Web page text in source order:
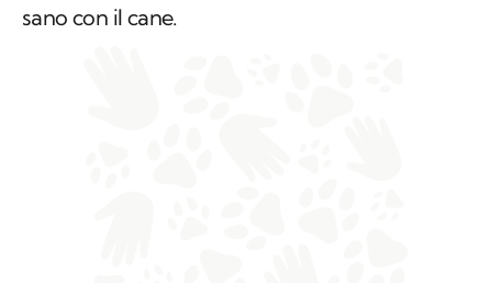
sano con il cane.